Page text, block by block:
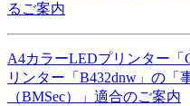
るご案内
A4カラーLEDプリンター「
リンター「B432dnw」の「
（BMSec）」適合のご案内